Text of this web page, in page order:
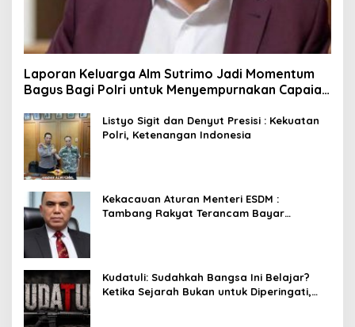
Laporan Keluarga Alm Sutrimo Jadi Momentum
Bagus Bagi Polri untuk Menyempurnakan Capaian
Listyo Sigit dan Denyut Presisi : Kekuatan
Polri, Ketenangan Indonesia
Kekacauan Aturan Menteri ESDM :
Tambang Rakyat Terancam Bayar
Kudatuli: Sudahkah Bangsa Ini Belajar?
Ketika Sejarah Bukan untuk Diperingati,